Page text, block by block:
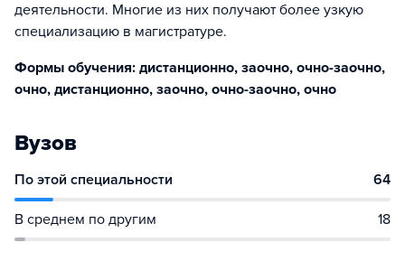
деятельности. Многие из них получают более узкую
специализацию в магистратуре.
Формы обучения: дистанционно, заочно, очно-заочно,
очно, дистанционно, заочно, очно-заочно, очно
Вузов
По этой специальности 64
В среднем по другим 18